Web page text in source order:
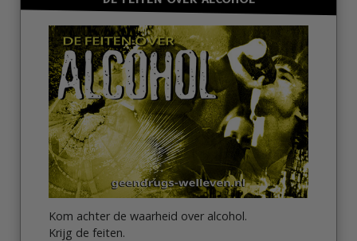
Kom achter de waarheid over alcohol.
Krijg de feiten.